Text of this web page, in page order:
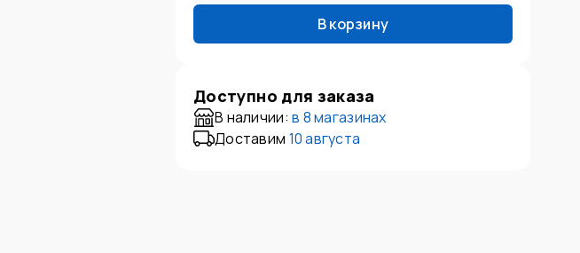
В корзину
Доступно для заказа
В наличии: в 8 магазинах
Доставим 10 августа